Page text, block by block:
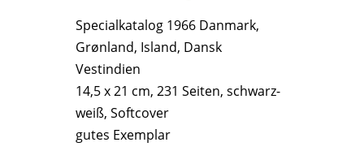
Specialkatalog 1966 Danmark,
Grønland, Island, Dansk
Vestindien
14,5 x 21 cm, 231 Seiten, schwarz-
weiß, Softcover
gutes Exemplar